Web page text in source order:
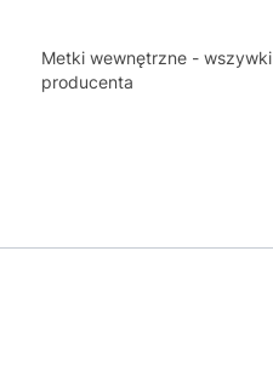
Metki wewnętrzne - wszywki
producenta